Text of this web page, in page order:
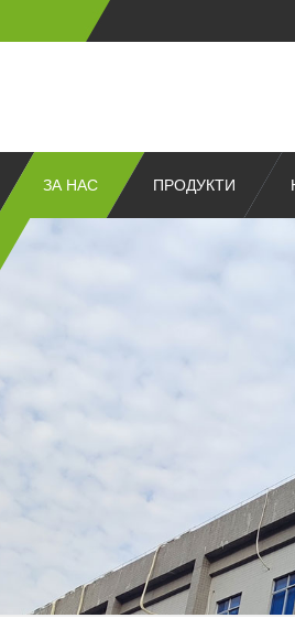
ЗА НАС ПРОДУКТИ